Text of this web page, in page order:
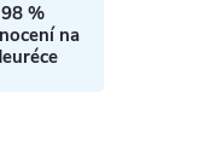
98 %
na